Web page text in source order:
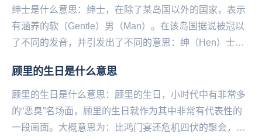
绅士是什么意思：绅士，在除了某岛国以外的国家，表示
有涵养的软（Gentle）男（Man）。在该岛国据说被冠以
了不同的发音，并引发出了不同的意思：绅（Hen）士
顾里的生日是什么意思
顾里的生日是什么意思：顾里的生日，小时代中有非常多
的“恶臭”名场面，顾里的生日就作为其中非常有代表性的
一段画面。大概意思为：比鸿门宴还危机四伏的聚会，人